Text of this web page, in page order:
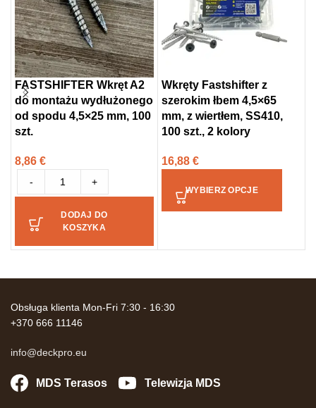
FASTSHIFTER Wkręt A2
do montażu wydłużonego
od spodu 4,5×25 mm, 100
szt.
8,86 €
- +
DODAJ DO
KOSZYKA
Wkręty Fastshifter z
szerokim łbem 4,5×65
mm, z wiertłem, SS410,
100 szt., 2 kolory
16,88 €
WYBIERZ OPCJE
Obsługa klienta Mon-Fri 7:30 - 16:30
+370 666 11146
info@deckpro.eu
MDS Terasos Telewizja MDS